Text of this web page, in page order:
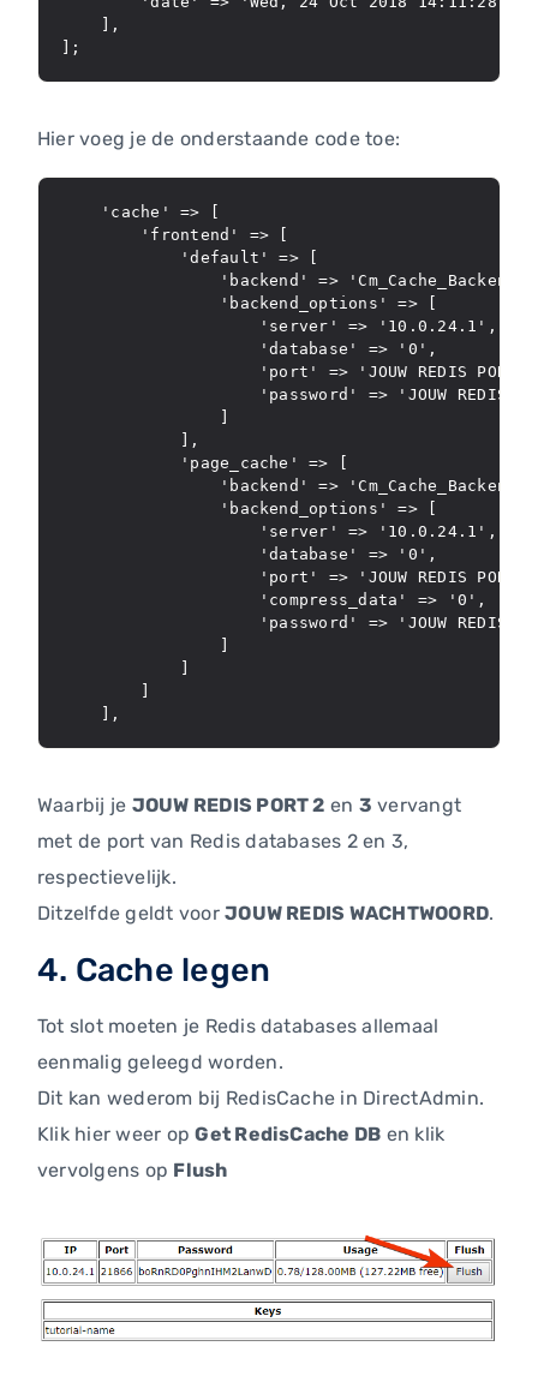
    ],
Hier voeg je de onderstaande code toe:
    'cache' => [
        'frontend' => [
            'default' => [
'backend' =>
                'backend_options' => [
                    'server' => '10.0.24.1',
                    'database' => '0',
'port' => 'JOUW REDIS PORT
'password' => 'JOUW REDIS
            ],
            'page_cache' => [
'backend' =>
                'backend_options' => [
                    'server' => '10.0.24.1',
                    'database' => '0',
'port' => 'JOUW REDIS PORT
                    'compress_data' => '0',
'password' => 'JOUW REDIS
Waarbij je JOUW REDIS PORT 2 en 3 vervangt
met de port van Redis databases 2 en 3,
respectievelijk.
Ditzelfde geldt voorJOUW REDIS WACHTWOORD.
4. Cache legen
Tot slot moeten je Redis databases allemaal
eenmalig geleegd worden.
Dit kan wederom bij RedisCache in DirectAdmin.
Klik hier weer opGet RedisCache DB en klik
vervolgens op Flush